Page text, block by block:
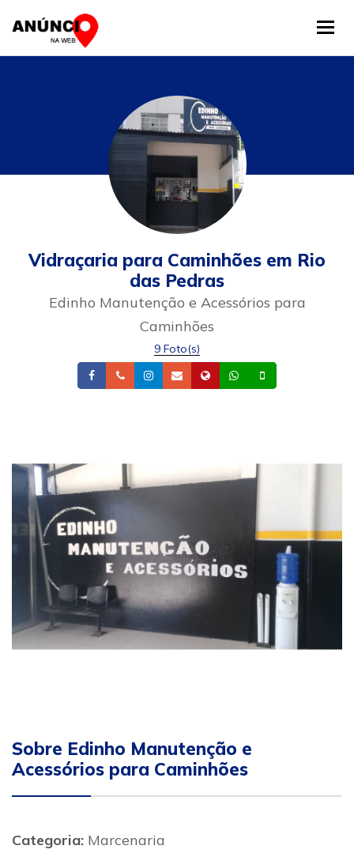
Vidraçaria para Caminhões em Rio
das Pedras
Edinho Manutenção e Acessórios para
Caminhões
9 Foto(s)
FacebookTelefoneInstagram
Email Site Whatsapp
Sobre Edinho Manutenção e
Acessórios para Caminhões
Categoria: Marcenaria